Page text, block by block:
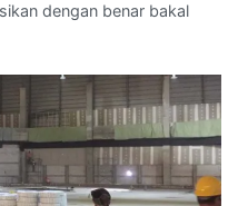
dengan benar bakal